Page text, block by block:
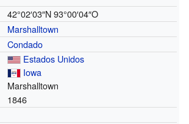
42°02′03″N 93°00′04″O
Marshalltown
Condado
Estados Unidos
Iowa
Marshalltown
1846